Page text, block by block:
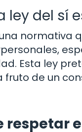
ley del sí
una
Esta ley
fruto de un
respetar